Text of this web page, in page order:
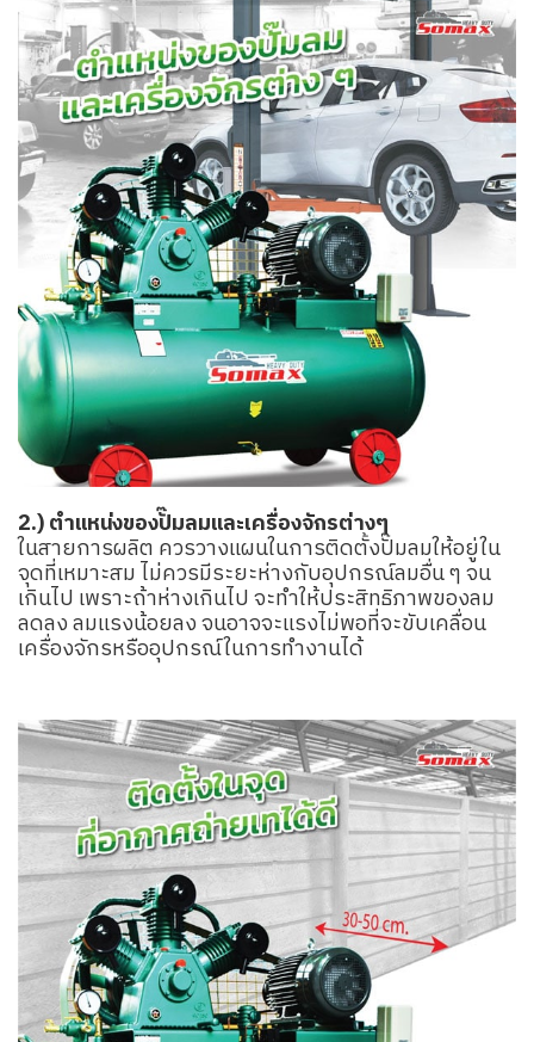
2.) ตำแหน่งของปั๊มลมและเครื่องจักรต่างๆ
ในสายการผลิต ควรวางแผนในการติดตั้งปั๊มลมให้อยู่ใน
จุดที่เหมาะสม ไม่ควรมีระยะห่างกับอุปกรณ์ลมอื่น ๆ จน
เกินไป เพราะถ้าห่างเกินไป จะทำให้ประสิทธิภาพของลม
ลดลง ลมแรงน้อยลง จนอาจจะแรงไม่พอที่จะขับเคลื่อน
เครื่องจักรหรืออุปกรณ์ในการทำงานได้